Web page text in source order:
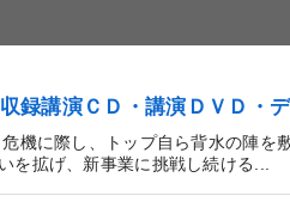
録講演ＣＤ・講演ＤＶＤ・
機に際し、トップ自ら背水の陣
を拡げ、新事業に挑戦し続ける...